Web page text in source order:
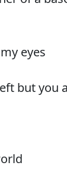
eyes
but you